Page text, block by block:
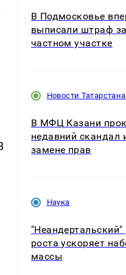
В Подмосковье
выписали штраф
частном участке
Новости Татарстана
В МФЦ Казани
недавний скандал
замене прав
Наука
роста ускоряет
массы